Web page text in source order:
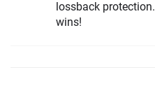
lossback
wins!